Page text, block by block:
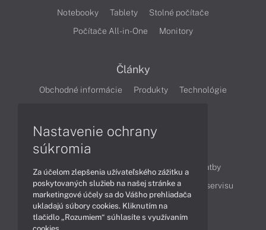
Notebooky Tablety
Stolné počítače
Počítače All-in-One
Monitory
Články
Obchodné informácie Produkty
Technológie
Ako nakupovať
Možnosti doručenia a platby
Podpora a servis
Servisné služby Cenník servisu
Kontakty
Nastavenie ochrany
súkromia
Za účelom zlepšenia užívateľského zážitku a
poskytovaných služieb na našej stránke a
marketingové účely sa do Vášho prehliadača
ukladajú súbory cookies. Kliknutím na
tlačidlo „Rozumiem“ súhlasíte s využívaním